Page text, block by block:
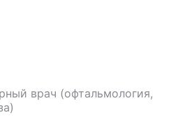
врач (офтальмология,